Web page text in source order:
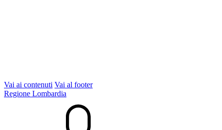
Vai ai contenuti Vai al footer
Regione Lombardia